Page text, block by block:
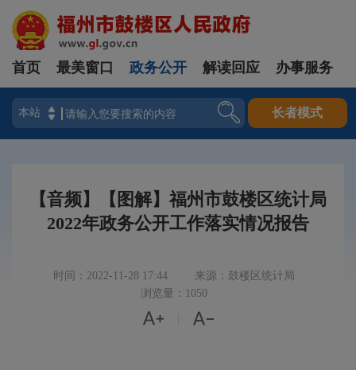
登录
首页 最美窗口 政务公开 解读回应 办事服务
长者模式
【音频】【图解】福州市鼓楼区统计局
2022年政务公开工作落实情况报告
时间：2022-11-28 17:44
来源：鼓楼区统计局
浏览量：1050
 